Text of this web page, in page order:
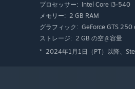
各キャラクターには4つの汎
を選択することで装備でき
その威力と性能を大幅に向
プロセッサー: Intel Core i3-540
メモリー: 2 GB RAM
グラフィック: GeForce GTS
ストレージ: 2 GB の空き容量
* 2024年1月1日（PT）以降、